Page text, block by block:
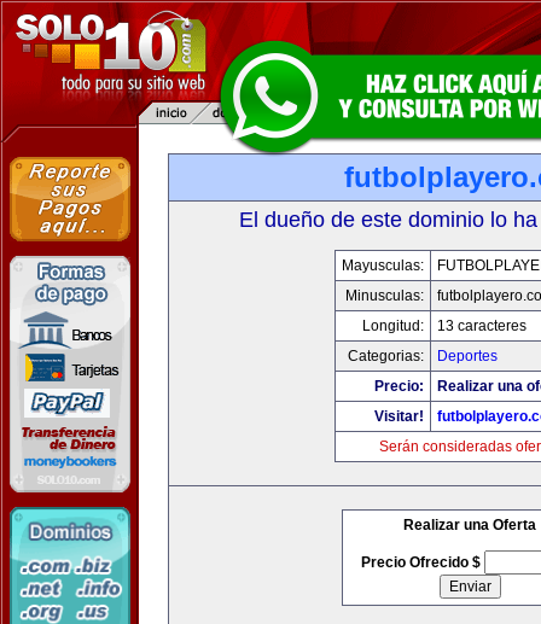
El dueño de este dominio lo
Mayusculas:
Minusculas:
Longitud:
13 caracteres
Categorias:
Deportes
Precio:
Realizar una
Visitar!
Serán consideradas
Realizar una Oferta
Precio Ofrecido $